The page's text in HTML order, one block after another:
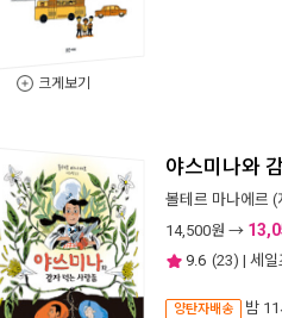
크게보기
야스미나와
볼테르 마나에르 (
14,500원 →
9.6 (23) | 세일
양탄자배송 밤 11